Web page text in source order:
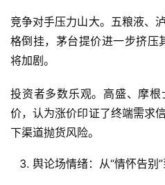
A
竞争对手压力山大。五粮液、
格倒挂，茅台提价进一步挤压
将加剧。
投资者多数乐观。高盛、摩
价，认为涨价印证了终端需求
下渠道抛货风险。
舆论场情绪：从“情怀告别